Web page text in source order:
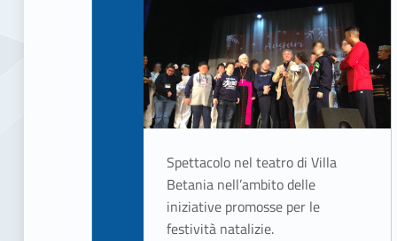
Spettacolo nel teatro di Villa
Betania nell’ambito delle
iniziative promosse per le
festività natalizie.